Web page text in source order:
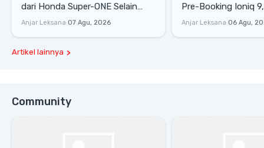
dari Honda Super-ONE Selain
Harga
Anjar Leksana 07 Agu, 2026
Pre-Booking Ioniq
Rp1,49 Miliar
Anjar Leksana 06 Agu,
Artikel lainnya
Community